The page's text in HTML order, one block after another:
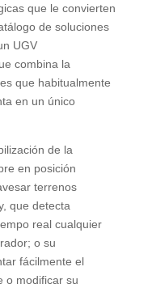
que le convierten
de soluciones
UGV
combina la
que habitualmente
en un único
de la
en posición
terrenos
que detecta
real cualquier
o su
fácilmente el
o modificar su